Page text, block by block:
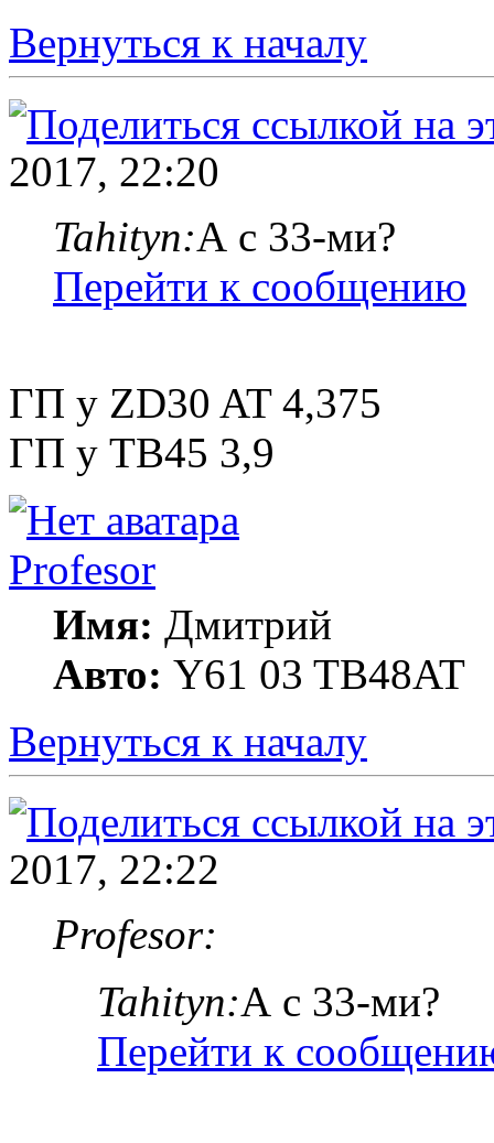
Вернуться к началу
2017, 22:20
Tahityn:А с 33-ми?
Перейти к сообщению
ГП у ZD30 AT 4,375
ГП у TB45 3,9
Profesor
Имя: Дмитрий
Авто: Y61 03 TB48AT
Вернуться к началу
2017, 22:22
Profesor:
Tahityn:А с 33-ми?
Перейти к